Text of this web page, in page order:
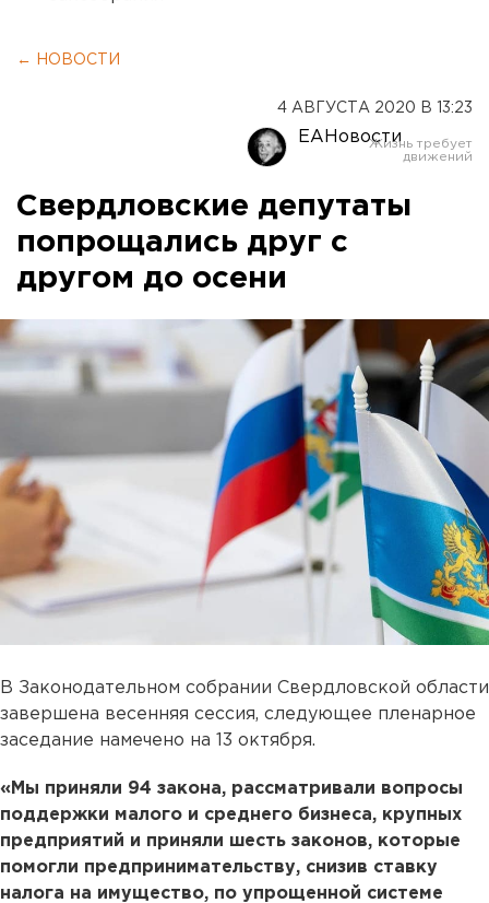
← НОВОСТИ
4 АВГУСТА 2020 В 13:23
ЕАНовости
Свердловские депутаты
попрощались друг с
другом до осени
В Законодательном собрании Свердловской области
завершена весенняя сессия, следующее пленарное
заседание намечено на 13 октября.
«Мы приняли 94 закона, рассматривали вопросы
поддержки малого и среднего бизнеса, крупных
предприятий и приняли шесть законов, которые
помогли предпринимательству, снизив ставку
налога на имущество, по упрощенной системе